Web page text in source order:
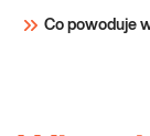
Co powoduje